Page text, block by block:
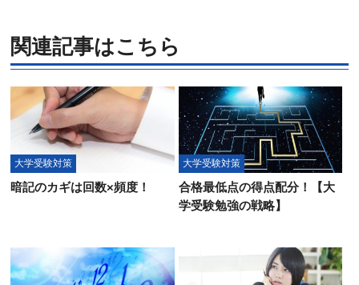
関連記事はこちら
大学受験対策
暗記のカギは回数×頻度！
大学受験対策
合格最低点の得点配分！【大
学受験勉強の戦略】